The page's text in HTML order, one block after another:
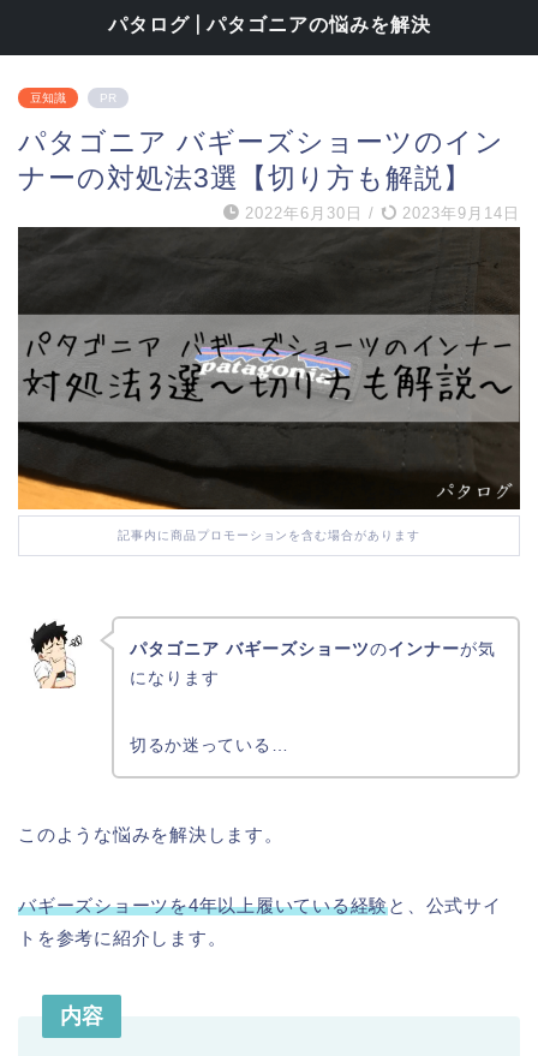
パタログ | パタゴニアの悩みを解決
豆知識 PR
パタゴニア バギーズショーツのイン
ナーの対処法3選【切り方も解説】
2022年6月30日 / 2023年9月14日
記事内に商品プロモーションを含む場合があります
パタゴニア バギーズショーツのインナーが気
になります
切るか迷っている…
このような悩みを解決します。
バギーズショーツを4年以上履いている経験と、公式サイ
トを参考に紹介します。
内容